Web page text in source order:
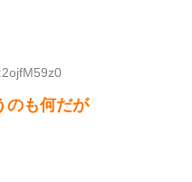
のも何だが